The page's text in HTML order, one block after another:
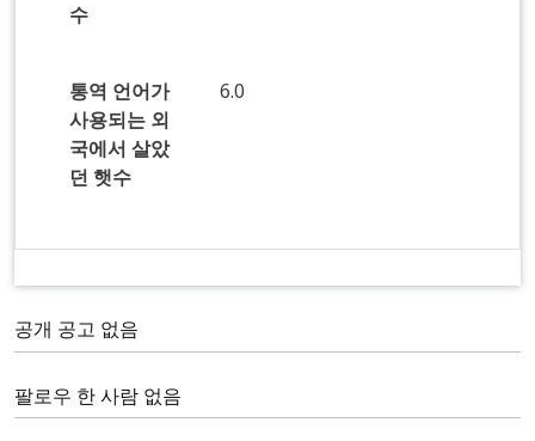
수
통역 언어가
사용되는 외
국에서 살았
던 햇수
6.0
공개 공고 없음
팔로우 한 사람 없음